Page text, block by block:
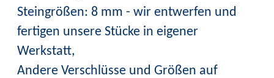
Steingrößen: 8 mm - wir entwerfen und
fertigen unsere Stücke in eigener
Werkstatt,
Andere Verschlüsse und Größen auf